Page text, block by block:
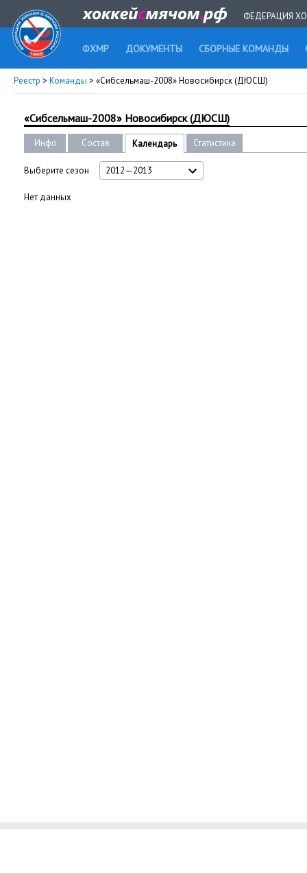
ФЕДЕРАЦИЯ
ФХМР ДОКУМЕНТЫ СБОРНЫЕ КОМАНДЫ
Реестр > Команды > «Сибсельмаш-2008» Новосибирск (ДЮСШ)
«Сибсельмаш-2008» Новосибирск (ДЮСШ)
Инфо Состав Календарь Статистика
Выберите сезон 2012—2013
Нет данных